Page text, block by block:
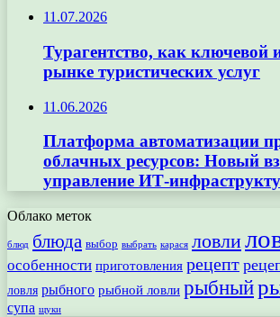
11.07.2026
Турагентство, как ключевой
рынке туристических услуг
11.06.2026
Платформа автоматизации
облачных ресурсов: Новый
управление ИТ-
Облако меток
блюд блюда выбор выбрать карася ловли
особенности приготовления рецепт
ловля рыбного рыбной ловли рыбный
супа щуки